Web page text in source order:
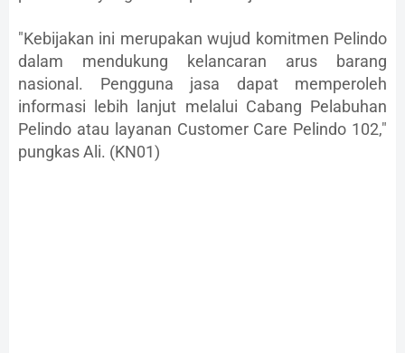
"Kebijakan ini merupakan wujud komitmen Pelindo
dalam mendukung kelancaran arus barang
nasional. Pengguna jasa dapat memperoleh
informasi lebih lanjut melalui Cabang Pelabuhan
Pelindo atau layanan Customer Care Pelindo 102,"
pungkas Ali. (KN01)